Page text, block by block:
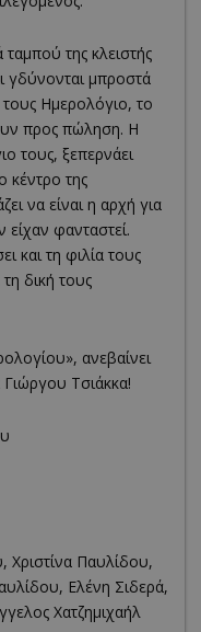
της κλειστής
γδύνονται μπροστά
Ημερολόγιο, το
προς πώληση. Η
τους, ξεπερνάει
κέντρο της
να είναι η αρχή για
φανταστεί.
και τη φιλία τους
τη δική τους
ανεβαίνει
Τσιάκκα!
Χριστίνα Παυλίδου,
Ελένη Σιδερά,
Χατζημιχαήλ